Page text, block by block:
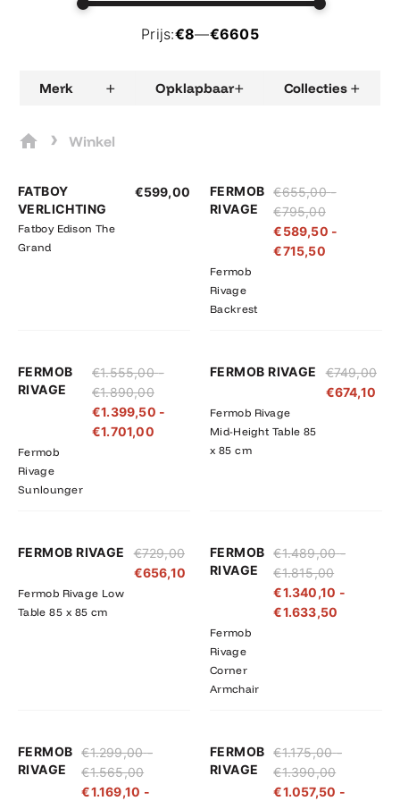
Prijs:€8—€6605
Merk + Opklapbaar+ Collecties +
› Winkel
FATBOY
VERLICHTING
Fatboy Edison The
Grand
€599,00
FERMOB
RIVAGE
Fermob
Rivage
Backrest
€655,00 -
€795,00
€655,00
tot
€795,00
€589,50 -
€715,50
€589,50
tot
€715,50
FERMOB
RIVAGE
Fermob
Rivage
Sunlounger
€1.555,00 -
€1.890,00
€1.555,00
tot
€1.890,00
€1.399,50 -
€1.701,00
€1.399,50
tot
€1.701,00
FERMOB RIVAGE
Fermob Rivage
Mid-Height Table 85
x 85 cm
€749,00
€674,10
FERMOB RIVAGE
Fermob Rivage Low
Table 85 x 85 cm
€729,00
€656,10
FERMOB
RIVAGE
Fermob
Rivage
Corner
Armchair
€1.489,00 -
€1.815,00
€1.489,00
tot
€1.815,00
€1.340,10 -
€1.633,50
€1.340,10
FERMOB
RIVAGE
€1.299,00 -
€1.565,00
€1.299,00
tot
€1.565,00
€1.169,10 -
€1.169,10
€1.408,50
FERMOB
RIVAGE
€1.175,00 -
€1.390,00
€1.175,00
tot
€1.390,00
€1.057,50 -
€1.057,50
tot
€1.251,00